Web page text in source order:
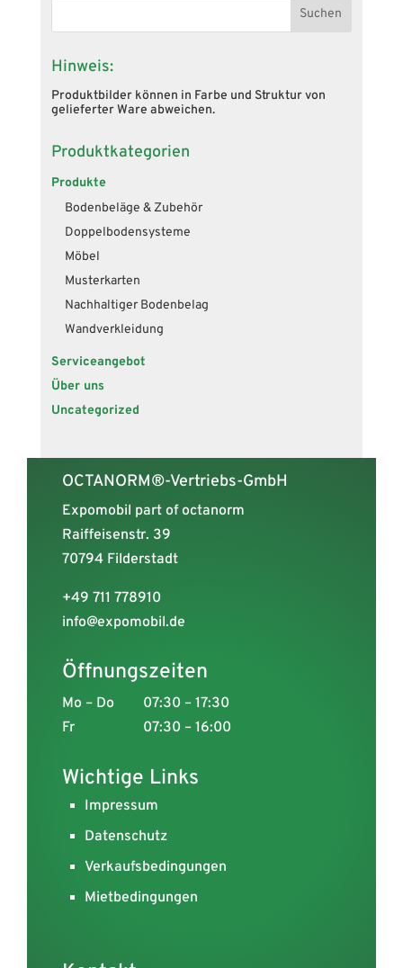
Hinweis:
Produktbilder können in Farbe und Struktur von
gelieferter Ware abweichen.
Produktkategorien
Produkte
Bodenbeläge & Zubehör
Doppelbodensysteme
Möbel
Musterkarten
Nachhaltiger Bodenbelag
Wandverkleidung
Serviceangebot
Über uns
Uncategorized
OCTANORM®-Vertriebs-GmbH
Expomobil part of octanorm
Raiffeisenstr. 39
70794 Filderstadt
+49 711 778910
info@expomobil.de
Öffnungszeiten
Mo – Do
07:30 – 17:30
Fr
07:30 – 16:00
Wichtige Links
Impressum
Datenschutz
Verkaufsbedingungen
Mietbedingungen